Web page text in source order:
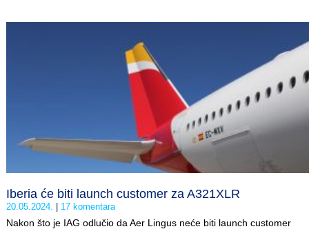
Iberia će biti launch customer za A321XLR
20.05.2024. 17 komentara
Nakon što je IAG odlučio da Aer Lingus neće biti launch customer